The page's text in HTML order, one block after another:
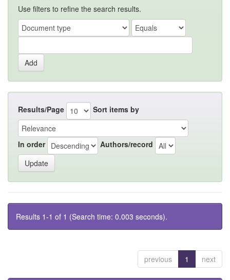
Use filters to refine the search results.
Results/Page Sort items by
In order Authors/record
Results 1-1 of 1 (Search time: 0.003 seconds).
previous 1 next